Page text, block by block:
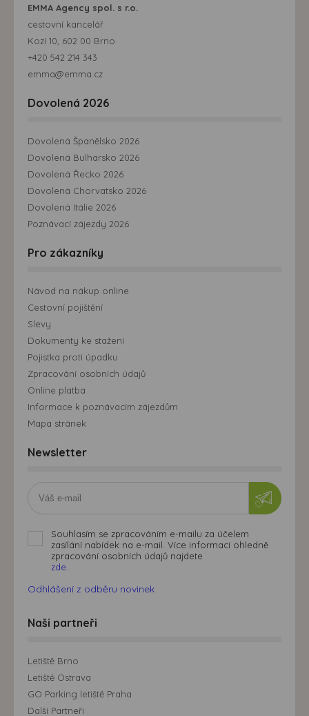
EMMA Agency spol. s r.o.
cestovní kancelář
Kozí 10, 602 00 Brno
+420 542 214 343
emma@emma.cz
Dovolená 2026
Dovolená Španělsko 2026
Dovolená Bulharsko 2026
Dovolená Řecko 2026
Dovolená Chorvatsko 2026
Dovolená Itálie 2026
Poznávací zájezdy 2026
Pro zákazníky
Návod na nákup online
Cestovní pojištění
Slevy
Dokumenty ke stažení
Pojistka proti úpadku
Zpracování osobních údajů
Online platba
Informace k poznávacím zájezdům
Mapa stránek
Newsletter
Souhlasím se zpracováním e-mailu za účelem
zasílání nabídek na e-mail. Více informací ohledně
zpracování osobních údajů najdete
zde.
Odhlášení z odběru novinek
Naši partneři
Letiště Brno
Letiště Ostrava
GO Parking letiště Praha
Další Partneři